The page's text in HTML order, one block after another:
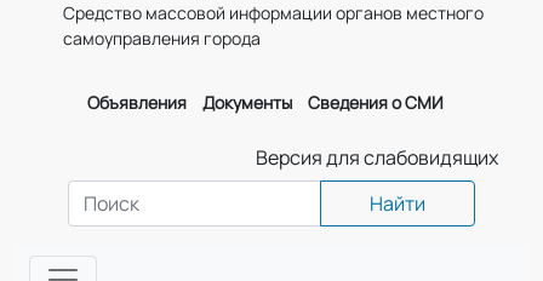
Средство массовой информации органов местного
самоуправления города
Объявления Документы Сведения о СМИ
Версия для слабовидящих
Найти